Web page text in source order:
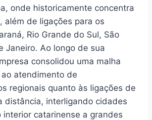
onde historicamente concentra
além de ligações para os
Rio Grande do Sul, São
Janeiro. Ao longo de sua
consolidou uma malha
atendimento de
regionais quanto às ligações de
distância, interligando cidades
interior catarinense a grandes